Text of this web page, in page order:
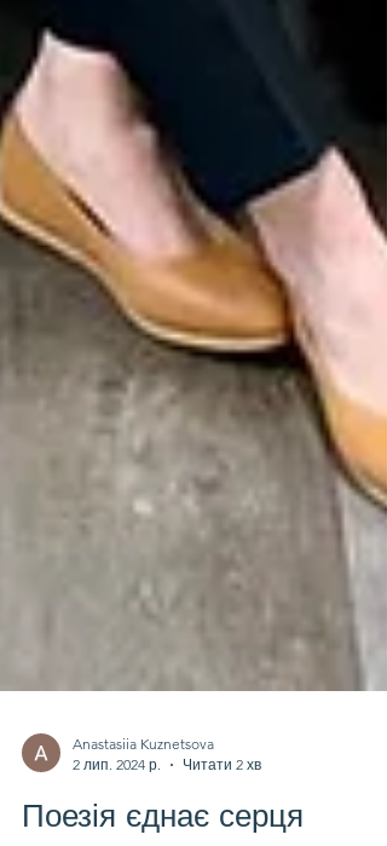
2 лип. 2024 р.
Читати 2 хв